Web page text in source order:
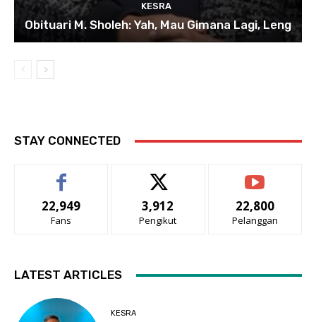
KESRA
Obituari M. Sholeh: Yah, Mau Gimana Lagi, Leng
STAY CONNECTED
22,949
Fans
3,912
Pengikut
22,800
Pelanggan
LATEST ARTICLES
KESRA